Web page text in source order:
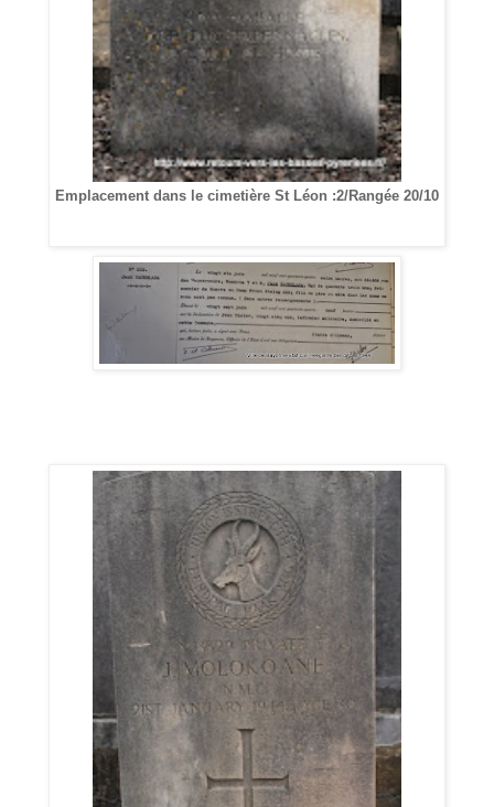
Emplacement dans le cimetière St Léon :2/Rangée 20/10